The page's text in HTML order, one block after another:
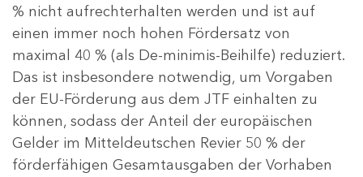
% nicht aufrechterhalten werden und ist auf
einen immer noch hohen Fördersatz von
maximal 40 % (als De-minimis-Beihilfe) reduziert.
Das ist insbesondere notwendig, um Vorgaben
der EU-Förderung aus dem JTF einhalten zu
können, sodass der Anteil der europäischen
Gelder im Mitteldeutschen Revier 50 % der
förderfähigen Gesamtausgaben der Vorhaben